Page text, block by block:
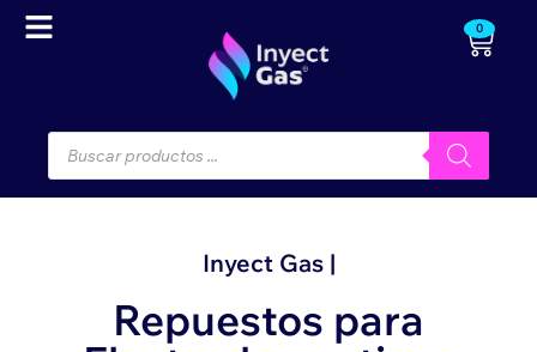
0
Inyect Gas |
Repuestos para